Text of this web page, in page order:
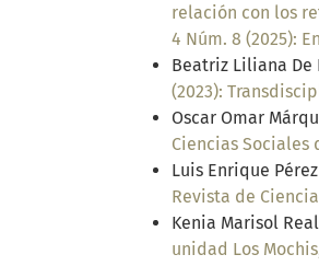
relación con los
4 Núm. 8 (2025):
Beatriz Liliana De
(2023):
Oscar Omar
Ciencias Sociales
Luis Enrique
Revista de
Kenia Marisol
unidad Los